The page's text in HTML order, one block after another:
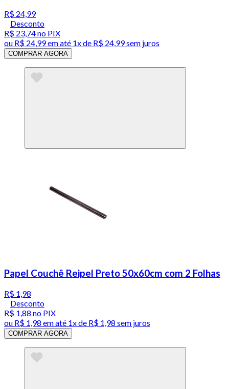
R$ 24,99
Desconto
R$ 23,74no PIX
ou R$ 24,99em até 1x de R$ 24,99sem juros
COMPRAR AGORA
Papel Couchê Reipel Preto 50x60cm com 2 Folhas
R$ 1,98
Desconto
R$ 1,88 no PIX
ou R$ 1,98 em até 1x de R$ 1,98 sem juros
COMPRAR AGORA